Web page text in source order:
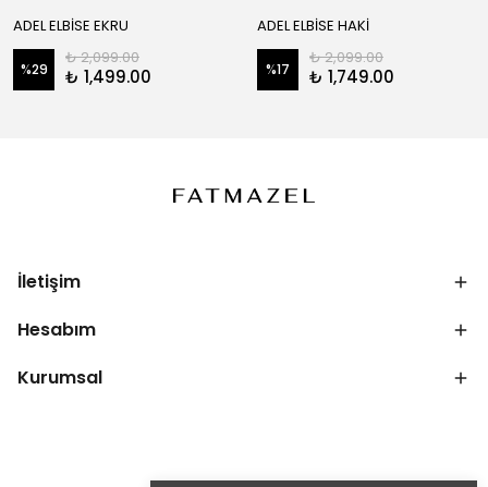
ADEL ELBİSE EKRU
%29
₺ 2,099.00
₺ 1,499.00
ADEL ELBİSE HAKİ
%17
₺ 2,099.00
₺ 1,749.00
İletişim
Hesabım
Kurumsal